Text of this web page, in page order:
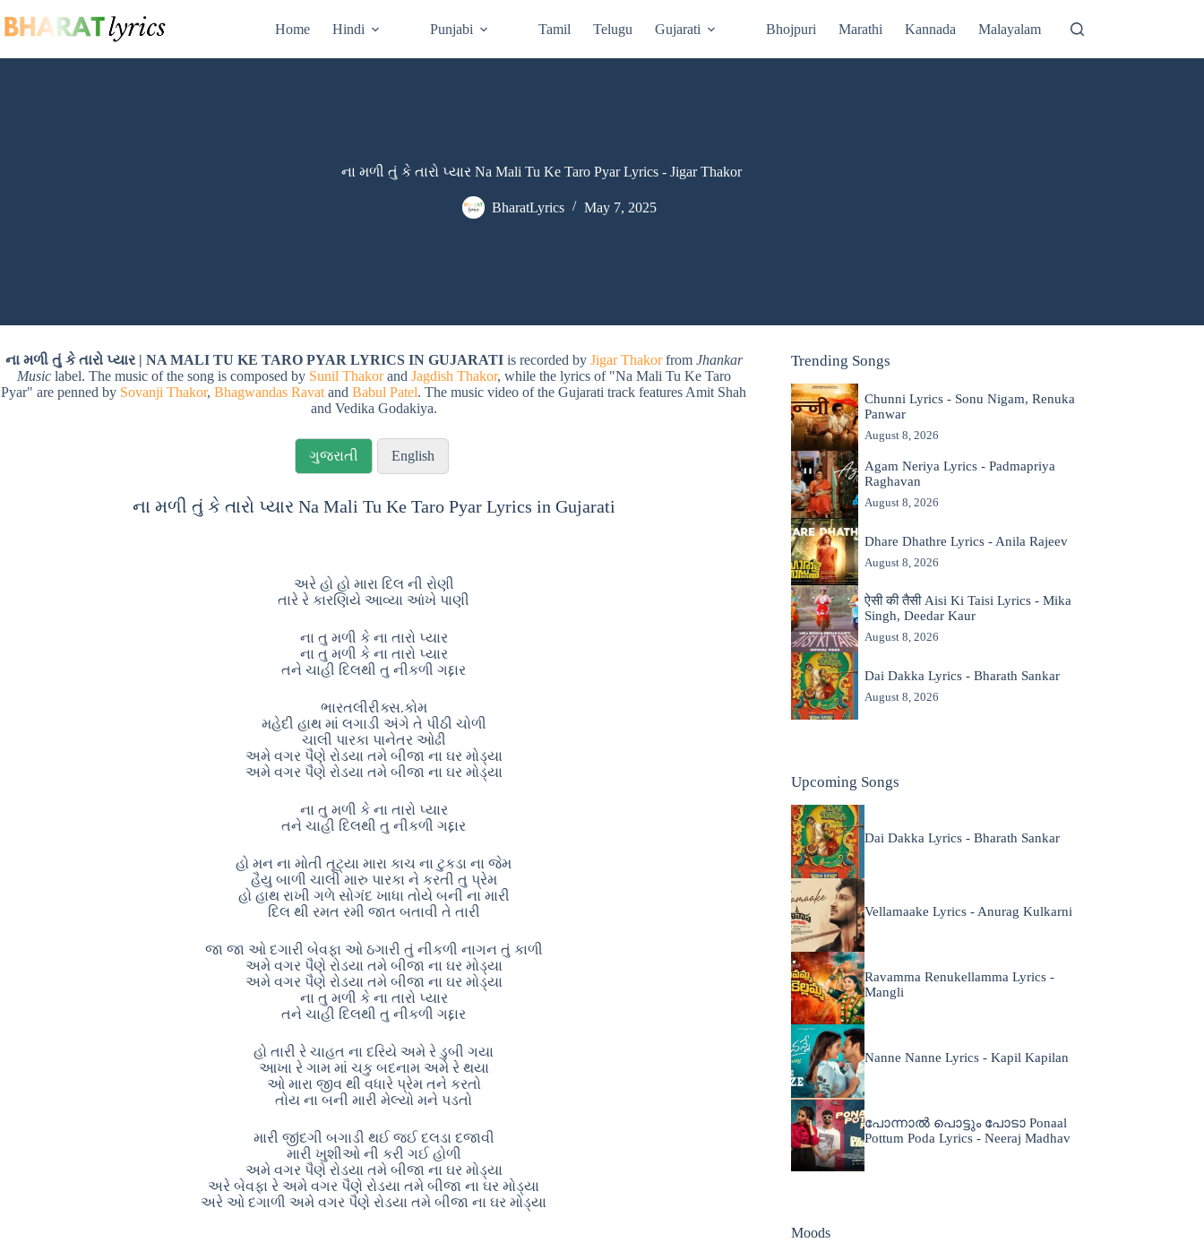
to
content
Home Hindi Punjabi Tamil Telugu Gujarati Bhojpuri Marathi Kannada Malayalam
ના મળી તું કે તારો પ્યાર Na Mali Tu Ke Taro Pyar Lyrics - Jigar Thakor
BharatLyrics May 7, 2025
ના મળી તું કે તારો પ્યાર | NA MALI TU KE TARO PYAR LYRICS IN GUJARATIis recorded by Jigar Thakorfrom Jhankar
Musiclabel. The music of the song is composed by Sunil Thakorand Jagdish Thakor, while the lyrics of "Na Mali Tu Ke Taro
Pyar" are penned by Sovanji Thakor,Bhagwandas Ravat andBabul Patel. The music video of the Gujarati track features Amit Shah
and Vedika Godakiya.
ગુજરાતી English
ના મળી તું કે તારો પ્યાર Na Mali Tu Ke Taro Pyar Lyrics in Gujarati
અરે હો હો મારા દિલ ની રોણી
તારે રે કારણિયે આવ્યા આંખે પાણી
ના તુ મળી કે ના તારો પ્યાર
ના તુ મળી કે ના તારો પ્યાર
તને ચાહી દિલથી તુ નીકળી ગદ્દાર
ભારતલીરીક્સ.કોમ
મહેદી હાથ માં લગાડી અંગે તે પીઠી ચોળી
ચાલી પારકા પાનેતર ઓઢી
અમે વગર પૈણે રોડયા તમે બીજા ના ઘર મોડ્યા
અમે વગર પૈણે રોડયા તમે બીજા ના ઘર મોડ્યા
ના તુ મળી કે ના તારો પ્યાર
તને ચાહી દિલથી તુ નીકળી ગદ્દાર
હો મન ના મોતી તૂટ્યા મારા કાચ ના ટુકડા ના જેમ
હૈયુ બાળી ચાલી મારુ પારકા ને કરતી તુ પ્રેમ
હો હાથ રાખી ગળે સોગંદ ખાધા તોયે બની ના મારી
દિલ થી રમત રમી જાત બતાવી તે તારી
જા જા ઓ દગારી બેવફા ઓ ઠગારી તું નીકળી નાગન તું કાળી
અમે વગર પૈણે રોડયા તમે બીજા ના ઘર મોડ્યા
અમે વગર પૈણે રોડયા તમે બીજા ના ઘર મોડ્યા
ના તુ મળી કે ના તારો પ્યાર
તને ચાહી દિલથી તુ નીકળી ગદ્દાર
હો તારી રે ચાહત ના દરિયે અમે રે ડુબી ગયા
આખા રે ગામ માં ચકુ બદનામ અમે રે થયા
ઓ મારા જીવ થી વધારે પ્રેમ તને કરતો
તોય ના બની મારી મેલ્યો મને પડતો
મારી જીંદગી બગાડી થઈ જઈ દલડા દજાવી
મારી ખુશીઓ ની કરી ગઈ હોળી
અમે વગર પૈણે રોડયા તમે બીજા ના ઘર મોડ્યા
અરે બેવફા રે અમે વગર પૈણે રોડયા તમે બીજા ના ઘર મોડ્યા
અરે ઓ દગાળી અમે વગર પૈણે રોડયા તમે બીજા ના ઘર મોડ્યા
Trending Songs
Chunni Lyrics - Sonu Nigam, Renuka
Panwar
August 8, 2026
Agam Neriya Lyrics - Padmapriya
Raghavan
August 8, 2026
Dhare Dhathre Lyrics - Anila Rajeev
August 8, 2026
ऐसी की तैसी Aisi Ki Taisi Lyrics - Mika
Singh, Deedar Kaur
August 8, 2026
Dai Dakka Lyrics - Bharath Sankar
August 8, 2026
Upcoming Songs
Dai Dakka Lyrics - Bharath Sankar
Vellamaake Lyrics - Anurag Kulkarni
Ravamma Renukellamma Lyrics -
Mangli
Nanne Nanne Lyrics - Kapil Kapilan
പോന്നാൽ പൊട്ടും പോടാ Ponaal
Pottum Poda Lyrics - Neeraj Madhav
Moods